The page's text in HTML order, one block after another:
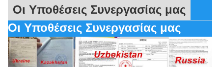
Οι Υποθέσεις Συνεργασίας μας
Οι Υποθέσεις Συνεργασίας μας